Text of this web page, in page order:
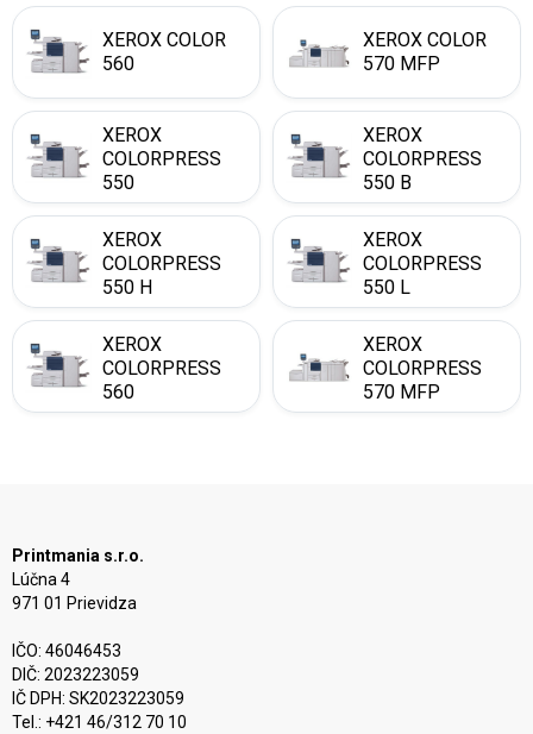
XEROX COLOR
560
XEROX COLOR
570 MFP
XEROX
COLORPRESS
550
XEROX
COLORPRESS
550 B
XEROX
COLORPRESS
550 H
XEROX
COLORPRESS
550 L
XEROX
COLORPRESS
560
XEROX
COLORPRESS
570 MFP
Printmania s.r.o.
Lúčna 4
971 01 Prievidza
IČO: 46046453
DIČ: 2023223059
IČ DPH: SK2023223059
Tel.: +421 46/312 70 10